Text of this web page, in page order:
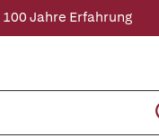
100 Jahre Erfahrung